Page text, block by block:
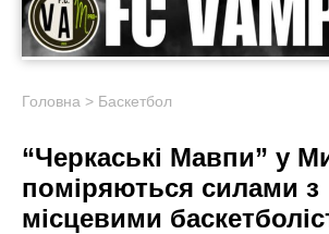
Головна > Баскетбол
“Черкаські Мавпи” у
поміряються силами з
місцевими